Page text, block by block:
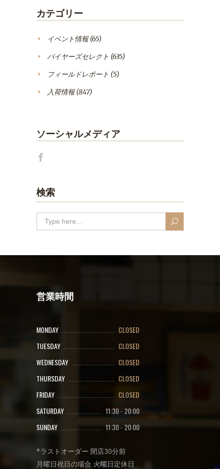
カテゴリー
イベント情報(65)
バイヤーズセレクト (635)
フィールドレポート (5)
入荷情報(847)
ソーシャルメディア
検索
営業時間
MONDAY
CLOSED
TUESDAY
CLOSED
WEDNESDAY
CLOSED
THURSDAY
CLOSED
FRIDAY
CLOSED
SATURDAY
11:30- 20:00
SUNDAY
11:30-20:00
*ラストオーダー 閉店30分前
月曜日祝日の場合 火曜日定休日